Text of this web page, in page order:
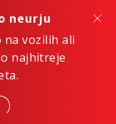
neurju
na vozilih ali
najhitreje